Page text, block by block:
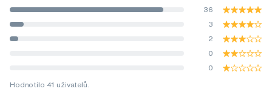
36
3
2
0
0
Hodnotilo 41 uživatelů.